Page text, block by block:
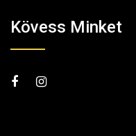
Kövess Minket